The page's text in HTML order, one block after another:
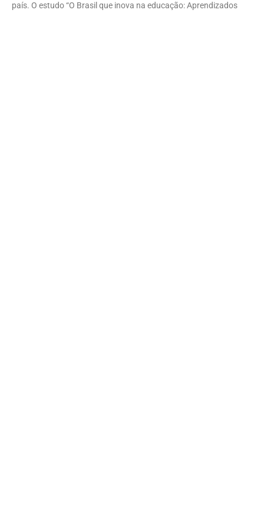
país. O estudo “O Brasil que inova na educação: Aprendizados